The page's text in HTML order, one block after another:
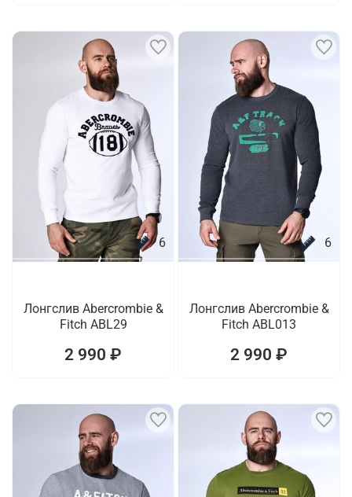
6
Лонгслив Abercrombie &
Fitch ABL29
2 990 ₽
6
Лонгслив Abercrombie &
Fitch ABL013
2 990 ₽